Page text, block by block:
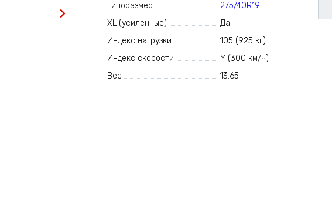
Типоразмер
275/40R19
XL (усиленные)
Да
Индекс нагрузки
105 (925 кг)
Индекс скорости
Y (300 км/ч)
Вес
13.65